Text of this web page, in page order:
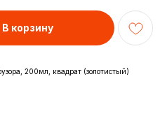
В корзину
200мл, квадрат (золотистый)